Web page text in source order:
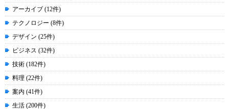
アーカイブ (12件)
テクノロジー (8件)
デザイン (25件)
ビジネス (32件)
技術 (182件)
料理 (22件)
案内 (41件)
生活 (200件)